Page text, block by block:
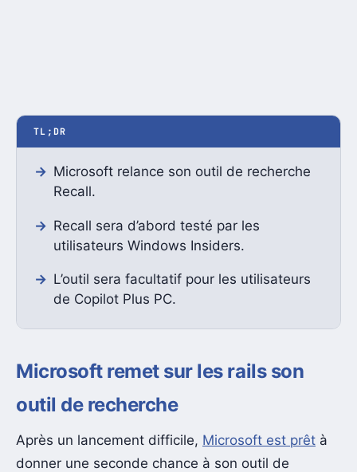
TL;DR
Microsoft relance son outil de recherche
Recall.
Recall sera d’abord testé par les
utilisateurs Windows Insiders.
L’outil sera facultatif pour les utilisateurs
de Copilot Plus PC.
Microsoft remet sur les rails son
outil de recherche
Après un lancement difficile, Microsoft est prêt à
donner une seconde chance à son outil de